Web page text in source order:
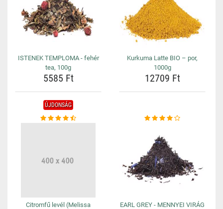
ISTENEK TEMPLOMA - fehér
tea, 100g
5585 Ft
Kurkuma Latte BIO – por,
1000g
12709 Ft
ÚJDONSÁG
Citromfű levél (Melissa
EARL GREY - MENNYEI VIRÁG